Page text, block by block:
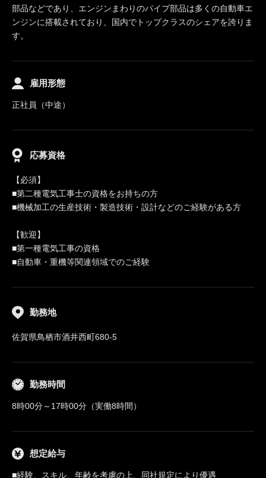
部品などであり、エンジンまわりのパイプ部品は多くの自動車エ
ンジンに搭載されており、国内でトップクラスのシェアを誇りま
す。
雇用形態
正社員（中途）
応募資格
【必須】
■第二種電気工事士の資格をお持ちの方
■機械加工の生産技術・製造技術・設計などのご経験がある方
【歓迎】
■第一種電気工事の資格
■自動車・重機等関連領域でのご経験
勤務地
佐賀県鳥栖市酒井西町680-5
勤務時間
8時00分～17時00分（実働8時間）
想定給与
■経験、スキル、年齢を考慮の上、同社規定により優遇